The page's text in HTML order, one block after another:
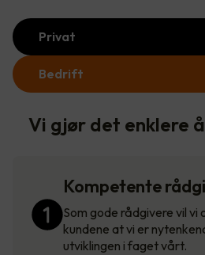
Privat
Bedrift
Vi gjør det enklere
Kompetente
Som gode rådgivere vil vi
kundene at vi er
utviklingen i faget vårt.